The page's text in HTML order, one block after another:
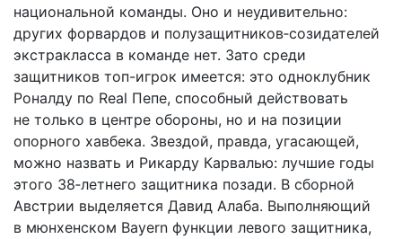
национальной команды. Оно и неудивительно:
других форвардов и полузащитников‑созидателей
экстракласса в команде нет. Зато среди
защитников топ-игрок имеется: это одноклубник
Роналду по Real Пепе, способный действовать
не только в центре обороны, но и на позиции
опорного хавбека. Звездой, правда, угасающей,
можно назвать и Рикарду Карвалью: лучшие годы
этого 38‑летнего защитника позади. В сборной
Австрии выделяется Давид Алаба. Выполняющий
в мюнхенском Bayern функции левого защитника,